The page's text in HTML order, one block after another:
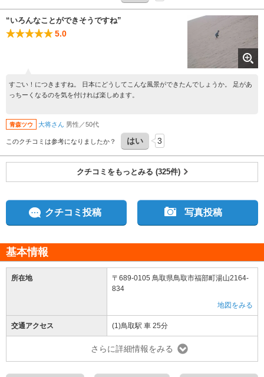
“いろんなことができそうですね”
5.0
すごい！につきますね。 日本にどうしてこんな風景ができたんでしょうか。 足があ
っちーくなるのを気を付ければ楽しめます。
青森ツウ 大将さん 男性／50代
このクチコミは参考になりましたか？ はい 3
クチコミをもっとみる (325件)
クチコミ投稿 写真投稿
基本情報
所在地
〒689-0105 鳥取県鳥取市福部町湯山2164-
834
地図をみる
交通アクセス (1)鳥取駅 車 25分
さらに詳細情報をみる